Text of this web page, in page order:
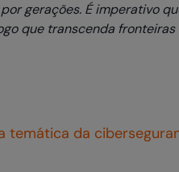
gerações. É imperativo
que transcenda
temática da